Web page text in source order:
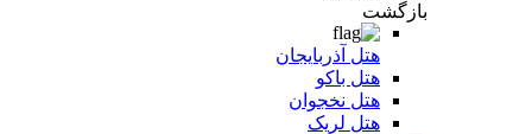
بازگشت
هتل آذربایجان
هتل باکو
هتل نخجوان
هتل لریک